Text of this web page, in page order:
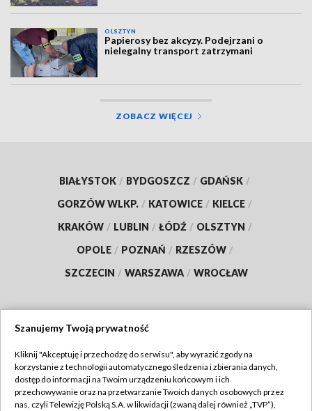
OLSZTYN
Papierosy bez akcyzy. Podejrzani o
nielegalny transport zatrzymani
ZOBACZ WIĘCEJ
BIAŁYSTOK / BYDGOSZCZ / GDAŃSK /
GORZÓW WLKP. / KATOWICE / KIELCE /
KRAKÓW / LUBLIN / ŁÓDŹ / OLSZTYN /
OPOLE / POZNAŃ / RZESZÓW /
SZCZECIN / WARSZAWA / WROCŁAW
TVP
Abonament TVP
Regulamin TVP
Szanujemy Twoją prywatność
Kliknij "Akceptuję i przechodzę do serwisu", aby wyrazić zgody na
korzystanie z technologii automatycznego śledzenia i zbierania danych,
dostęp do informacji na Twoim urządzeniu końcowym i ich
przechowywanie oraz na przetwarzanie Twoich danych osobowych przez
nas, czyli Telewizję Polską S.A. w likwidacji (zwaną dalej również „TVP”),